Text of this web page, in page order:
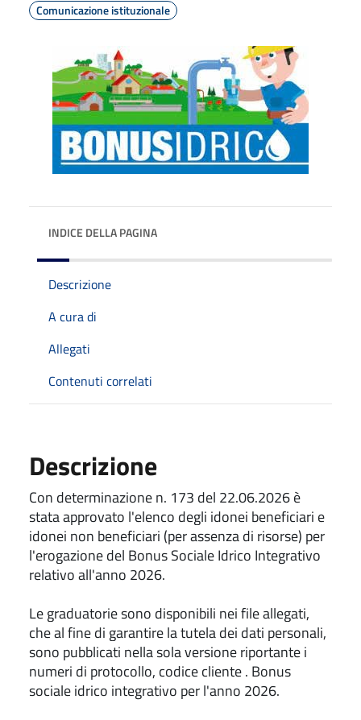
Comunicazione istituzionale
INDICE DELLA PAGINA
Descrizione
A cura di
Allegati
Contenuti correlati
Descrizione
Con determinazione n. 173 del 22.06.2026 è
stataapprovato l'elenco degli idonei beneficiari e
idonei non beneficiari (per assenza di risorse) per
l'erogazione del Bonus Sociale Idrico Integrativo
relativo all'anno 2026.
Le graduatorie sono disponibili nei file allegati,
che al fine di garantire la tutela dei dati personali,
sono pubblicati nella sola versione riportante i
numeri di protocollo, codice cliente . Bonus
sociale idrico integrativo per l'anno 2026.